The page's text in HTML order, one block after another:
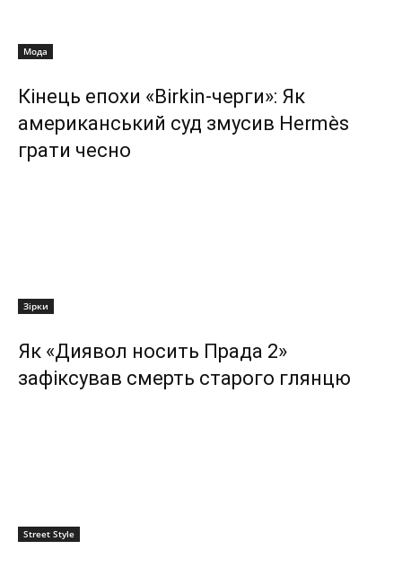
Мода
Кінець епохи «Birkin-черги»: Як
американський суд змусив Hermès
грати чесно
Зірки
Як «Диявол носить Прада 2»
зафіксував смерть старого глянцю
Street Style